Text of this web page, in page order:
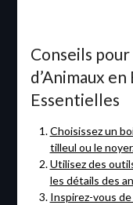
Conseils
d’Animaux
Essentielles
Choisissez un
tilleul ou le
Utilisez des
les détails des
Inspirez-vous